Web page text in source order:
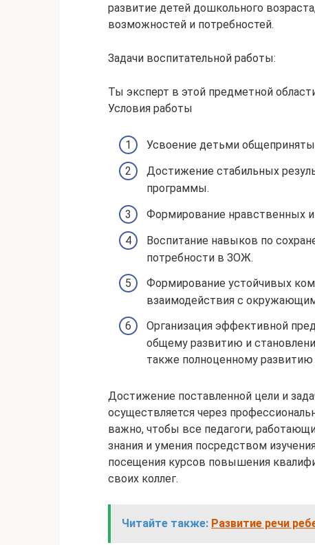
развитие детей дошкольного
возможностей и потребностей.
Задачи воспитательной работы:
Ты эксперт в этой предметной
Условия работы
Усвоение детьми
Достижение стабильных
программы.
Формирование нравственных и
Воспитание навыков по
потребности в ЗОЖ.
Формирование устойчивых
взаимодействия с
Организация эффективной
общему развитию и
также полноценному развитию
Достижение поставленной цели и
осуществляется через
важно, чтобы все педагоги,
знания и умения посредством
посещения курсов повышения
своих коллег.
Читайте также: Развитие речи